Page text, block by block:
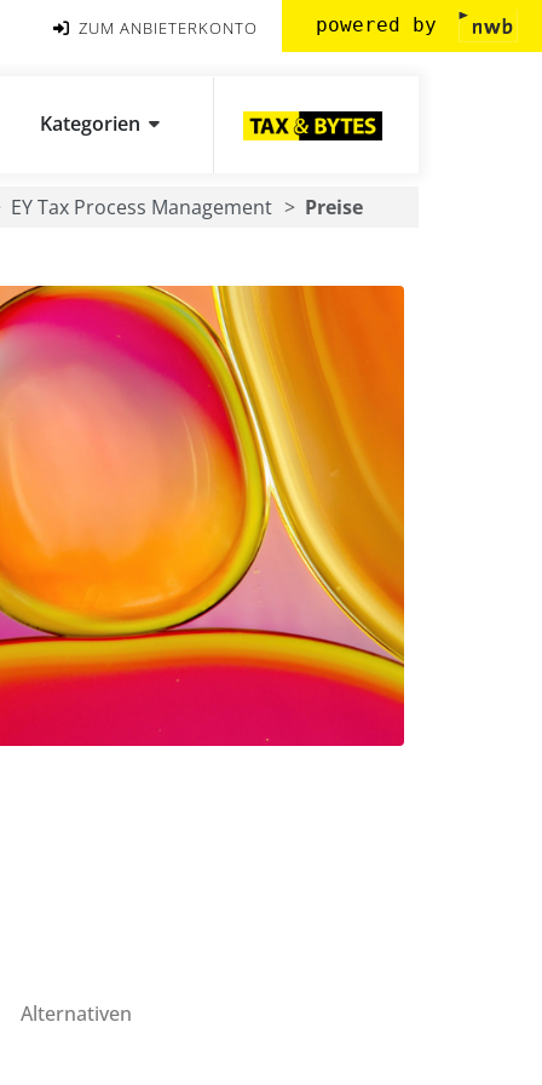
ZUM ANBIETERKONTO powered by
Kategorien
EY Tax Process Management Preise
Alternativen